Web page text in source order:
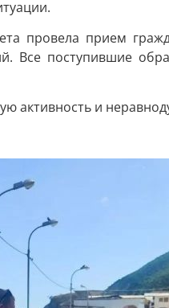
провела прием
Все поступившие
активность и